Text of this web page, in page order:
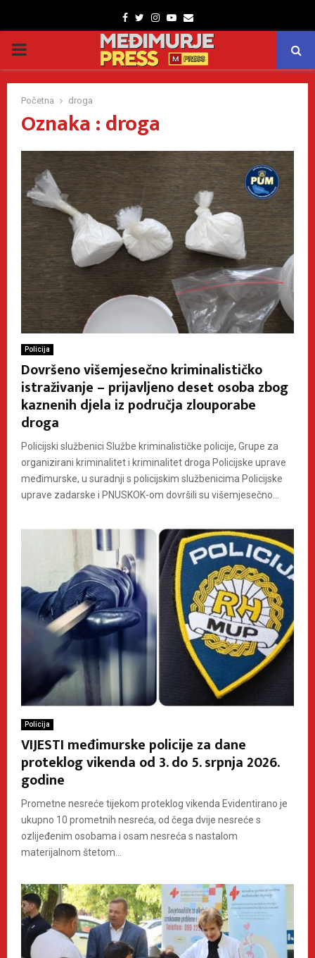
Facebook
TwitterInstagram
Youtube
Email
PRIMARY
MENU
Početna droga
Oznaka : droga
Policija
Dovršeno višemjesečno kriminalističko
istraživanje – prijavljeno deset osoba zbog
kaznenih djela iz područja zlouporabe
droga
Policijski službenici Službe kriminalističke policije, Grupe za
organizirani kriminalitet i kriminalitet droga Policijske uprave
međimurske, u suradnji s policijskim službenicima Policijske
uprave zadarske i PNUSKOK-om dovršili su višemjesečno...
Policija
VIJESTI međimurske policije za dane
proteklog vikenda od 3. do 5. srpnja 2026.
godine
Prometne nesreće tijekom proteklog vikenda Evidentirano je
ukupno 10 prometnih nesreća, od čega dvije nesreće s
ozlijeđenim osobama i osam nesreća s nastalom
materijalnom štetom...